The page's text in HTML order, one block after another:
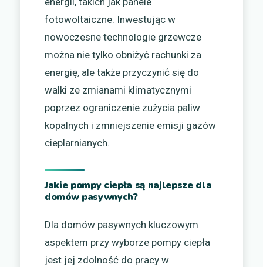
fotowoltaiczne. Inwestując w
nowoczesne technologie grzewcze
można nie tylko obniżyć rachunki za
energię, ale także przyczynić się do
walki ze zmianami klimatycznymi
poprzez ograniczenie zużycia paliw
kopalnych i zmniejszenie emisji gazów
cieplarnianych.
Jakie pompy ciepła są najlepsze dla
domów pasywnych?
Dla domów pasywnych kluczowym
aspektem przy wyborze pompy ciepła
jest jej zdolność do pracy w